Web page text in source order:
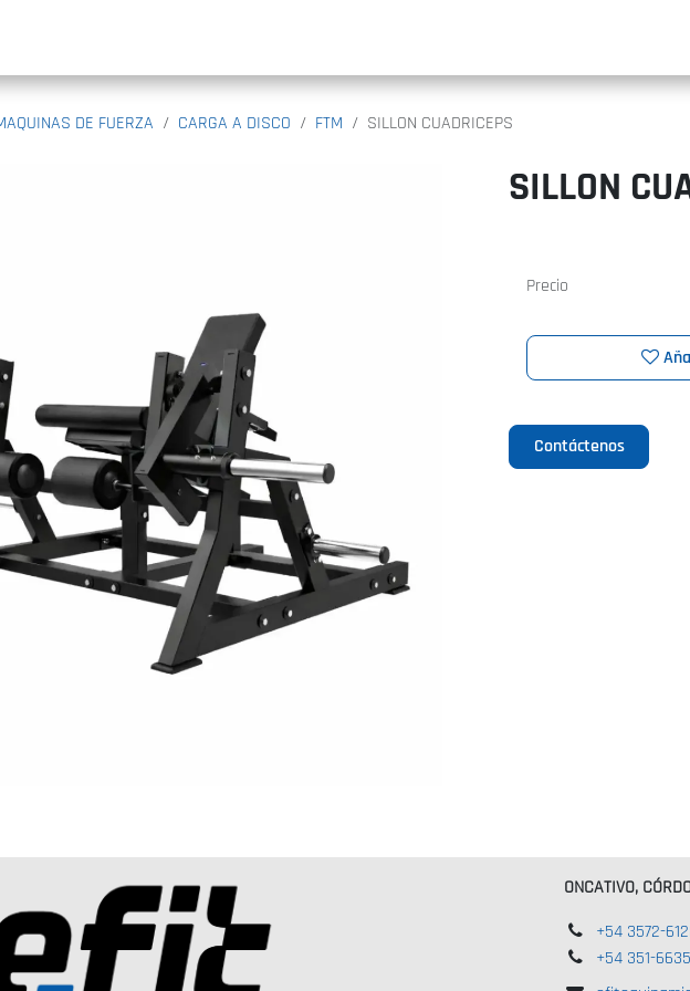
DE FUERZA CARGA A DISCO FTM SILLON CUADRICEPS
SILLON
Precio
Contáctenos
ONCATIVO,
+54 3572-
+54 351-